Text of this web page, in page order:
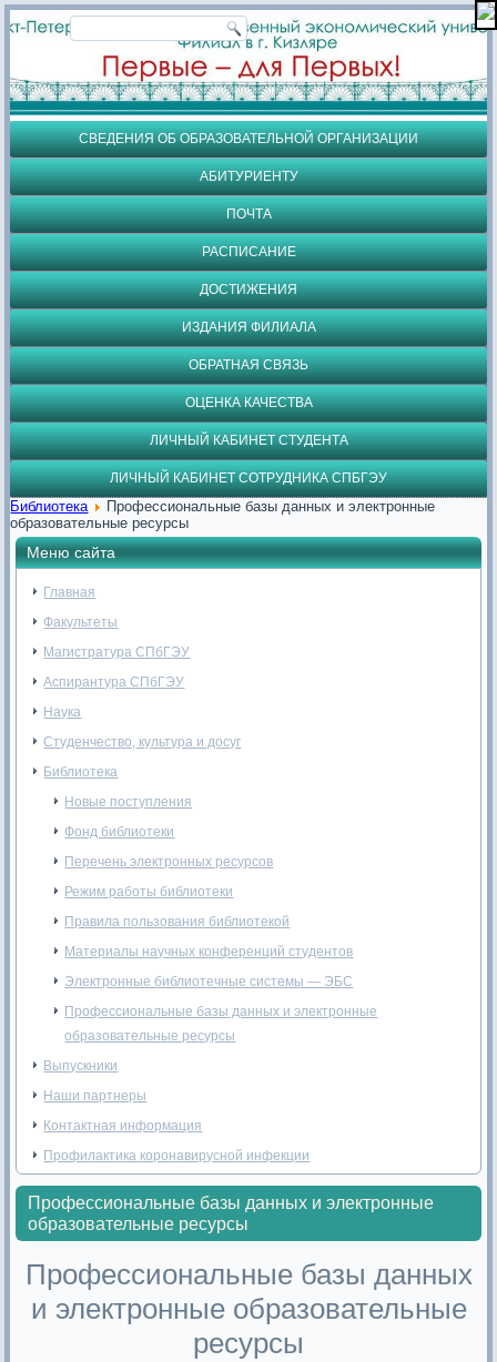
СВЕДЕНИЯ ОБ ОБРАЗОВАТЕЛЬНОЙ ОРГАНИЗАЦИИ
АБИТУРИЕНТУ
ПОЧТА
РАСПИСАНИЕ
ДОСТИЖЕНИЯ
ИЗДАНИЯ ФИЛИАЛА
ОБРАТНАЯ СВЯЗЬ
ОЦЕНКА КАЧЕСТВА
ЛИЧНЫЙ КАБИНЕТ СТУДЕНТА
ЛИЧНЫЙ КАБИНЕТ СОТРУДНИКА СПБГЭУ
Библиотека
Профессиональные базы данных и электронные
образовательные ресурсы
Меню сайта
Главная
Факультеты
Магистратура СПбГЭУ
Аспирантура СПбГЭУ
Наука
Студенчество, культура и досуг
Библиотека
Новые поступления
Фонд библиотеки
Перечень электронных ресурсов
Режим работы библиотеки
Правила пользования библиотекой
Материалы научных конференций студентов
Электронные библиотечные системы — ЭБС
Профессиональные базы данных и электронные
образовательные ресурсы
Выпускники
Наши партнеры
Контактная информация
Профилактика коронавирусной инфекции
Профессиональные базы данных и электронные
образовательные ресурсы
Профессиональные базы данных
и электронные образовательные
ресурсы